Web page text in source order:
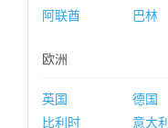
阿联酋
巴林
欧洲
英国 德国
比利时
意大利